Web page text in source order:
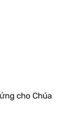
cho Chúa